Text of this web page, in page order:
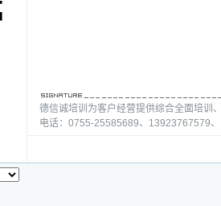
德信诚培训为客户经营提供综合全面培训
电话：0755-25585689、13923767579